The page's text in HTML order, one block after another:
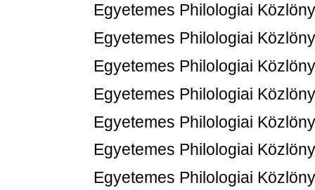
Egyetemes Philologiai
Egyetemes Philologiai
Egyetemes Philologiai
Egyetemes Philologiai
Egyetemes Philologiai
Egyetemes Philologiai
Egyetemes Philologiai